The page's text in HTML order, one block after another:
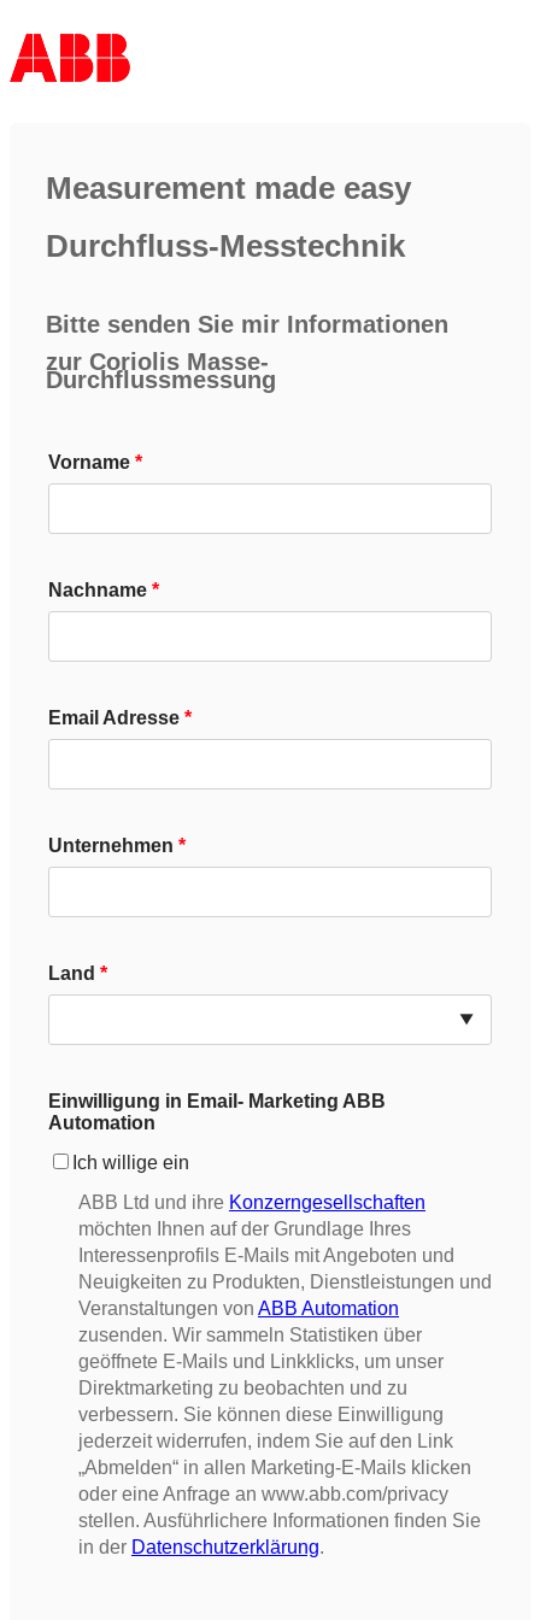
Measurement made easy
Durchfluss-Messtechnik
Bitte senden Sie mir Informationen
zur Coriolis Masse-
Durchflussmessung
Vorname
Nachname
Email Adresse
Unternehmen
Land
Einwilligung in Email- Marketing ABB
Automation
Ich willige ein
ABB Ltd und ihre Konzerngesellschaften
möchten Ihnen auf der Grundlage Ihres
Interessenprofils E-Mails mit Angeboten und
Neuigkeiten zu Produkten, Dienstleistungen und
Veranstaltungen von ABB Automation
zusenden. Wir sammeln Statistiken über
geöffnete E-Mails und Linkklicks, um unser
Direktmarketing zu beobachten und zu
verbessern. Sie können diese Einwilligung
jederzeit widerrufen, indem Sie auf den Link
„Abmelden“ in allen Marketing-E-Mails klicken
oder eine Anfrage an www.abb.com/privacy
stellen. Ausführlichere Informationen finden Sie
in der Datenschutzerklärung.